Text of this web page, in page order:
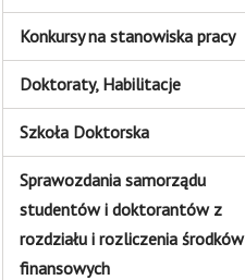
Konkursy na stanowiska pracy
Doktoraty, Habilitacje
Szkoła Doktorska
Sprawozdania samorządu
studentów i doktorantów z
rozdziału i rozliczenia środków
finansowych